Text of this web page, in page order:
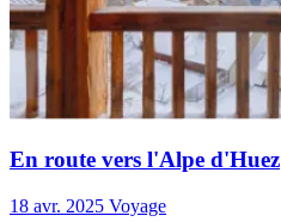
En route vers l'Alpe d'Huez
18 avr. 2025 Voyage